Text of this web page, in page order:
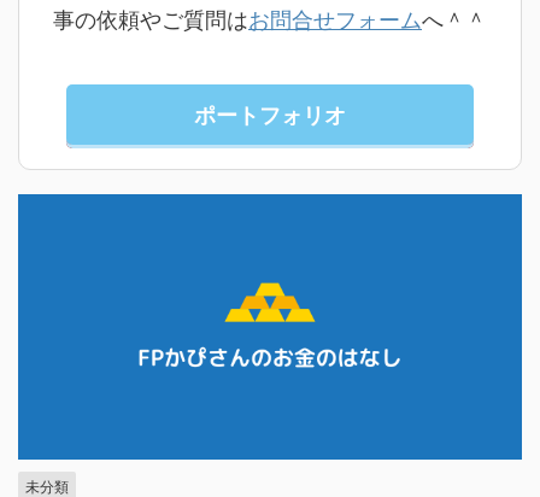
事の依頼やご質問はお問合せフォームへ＾＾
ポートフォリオ
未分類